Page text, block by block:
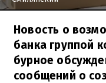
Новость о
банка группой
бурное
сообщений о